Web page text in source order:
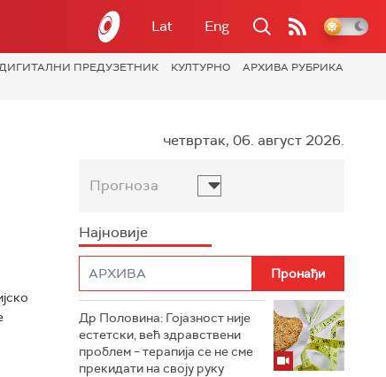
Lat Eng
ПРЕДУЗЕТНИК КУЛТУРНО
АРХИВА РУБРИКА
четвртак, 06. август 2026.
Прогноза
Најновије
Др Половина: Гојазност није
естетски, већ здравствени
проблем – терапија се не сме
прекидати на своју руку